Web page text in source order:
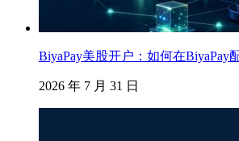
BiyaPay美股开户：如何在BiyaPay
2026 年 7 月 31 日